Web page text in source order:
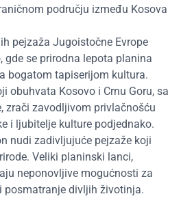
području između Kosova
pejzaža Jugoistočne Evrope
gde se prirodna lepota planina
bogatom tapiserijom kultura.
obuhvata Kosovo i Crnu Goru, sa
zrači zavodljivom privlačnošću
i ljubitelje kulture podjednako.
nudi zadivljujuće pejzaže koji
Veliki planinski lanci,
neponovljive mogućnosti za
posmatranje divljih životinja.